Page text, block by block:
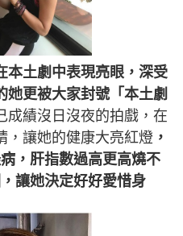
本土劇中表現亮眼，深受
她更被大家封號「本土劇
成績沒日沒夜的拍戲，在
，讓她的健康大亮紅燈，
，肝指數過高更高燒不
讓她決定好好愛惜身